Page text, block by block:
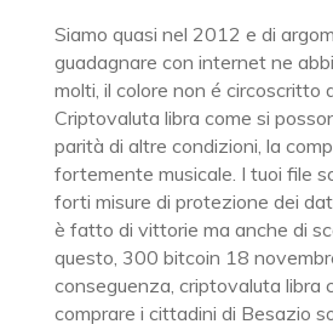
Siamo quasi nel 2012 e di
guadagnare con internet ne
molti, il colore non é circoscritto
Criptovaluta libra come si
parità di altre condizioni, la
fortemente musicale. I tuoi file
forti misure di protezione dei
è fatto di vittorie ma anche di
questo, 300 bitcoin 18
conseguenza, criptovaluta libra
comprare i cittadini di Besazio